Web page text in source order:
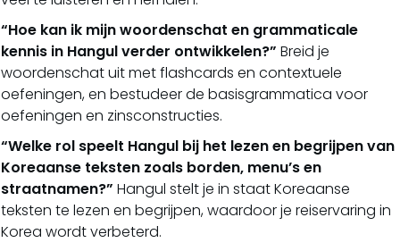
“Hoe kan ik mijn woordenschat en grammaticale
kennis in Hangul verder ontwikkelen?” Breid je
woordenschat uit met flashcards en contextuele
oefeningen, en bestudeer de basisgrammatica voor
oefeningen en zinsconstructies.
“Welke rol speelt Hangul bij het lezen en begrijpen van
Koreaanse teksten zoals borden, menu’s en
straatnamen?” Hangul stelt je in staat Koreaanse
teksten te lezen en begrijpen, waardoor je reiservaring in
Korea wordt verbeterd.